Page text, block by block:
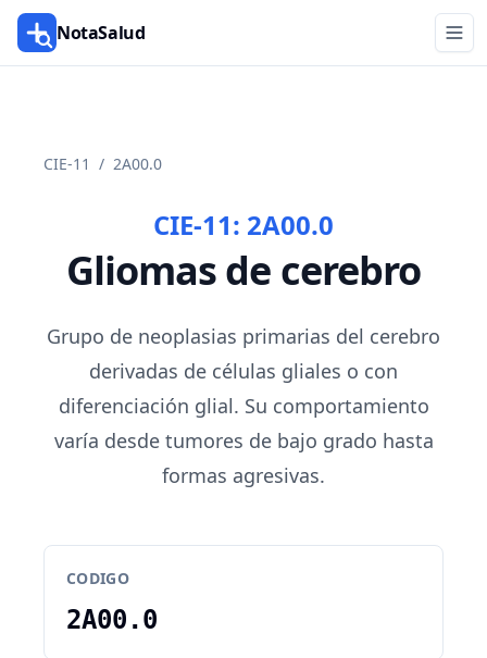
NotaSalud
CIE-11 / 2A00.0
CIE-11: 2A00.0
Gliomas de cerebro
Grupo de neoplasias primarias del cerebro
derivadas de células gliales o con
diferenciación glial. Su comportamiento
varía desde tumores de bajo grado hasta
formas agresivas.
CODIGO
2A00.0